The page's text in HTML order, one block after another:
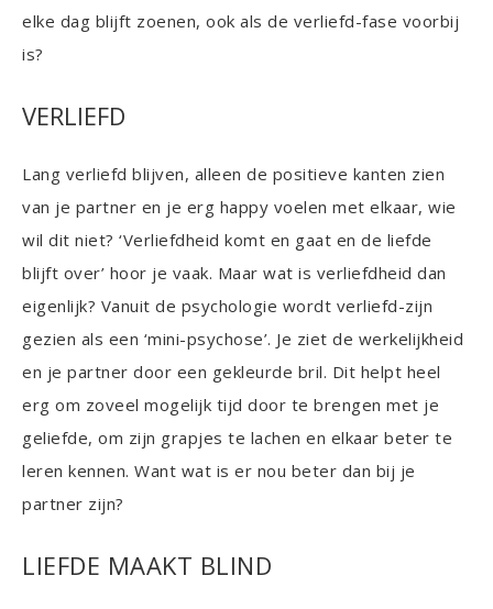
elke dag blijft zoenen, ook als de verliefd-fase voorbij
is?
VERLIEFD
Lang verliefd blijven, alleen de positieve kanten zien
van je partner en je erg happy voelen met elkaar, wie
wil dit niet? ‘Verliefdheid komt en gaat en de liefde
blijft over’ hoor je vaak. Maar wat is verliefdheid dan
eigenlijk? Vanuit de psychologie wordt verliefd-zijn
gezien als een ‘mini-psychose’. Je ziet de werkelijkheid
en je partner door een gekleurde bril. Dit helpt heel
erg om zoveel mogelijk tijd door te brengen met je
geliefde, om zijn grapjes te lachen en elkaar beter te
leren kennen. Want wat is er nou beter dan bij je
partner zijn?
LIEFDE MAAKT BLIND